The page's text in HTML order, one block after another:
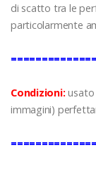
di scatto tra le
particolarmente
Condizioni:
immagini)